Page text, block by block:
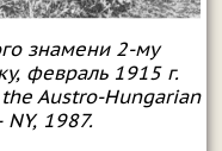
знамени 2-му
февраль 1915 г.
Austro-Hungarian
1987.